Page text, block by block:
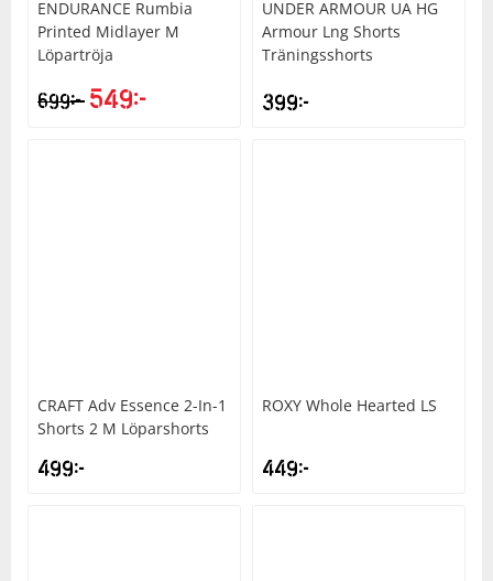
ENDURANCE Rumbia
Printed Midlayer M
Löpartröja
699kr 549kr
UNDER ARMOUR UA HG
Armour Lng Shorts
Träningsshorts
399kr
CRAFT Adv Essence 2-In-1
Shorts 2 M Löparshorts
499kr
ROXY Whole Hearted LS
449kr